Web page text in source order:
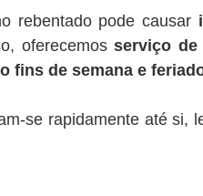
rebentado pode causar
oferecemosserviço de
fins de semana e
se rapidamente até si,